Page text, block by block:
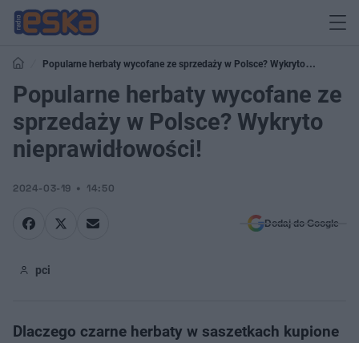
Popularne herbaty wycofane ze sprzedaży w Polsce? Wykryto
nieprawidłowości!
Popularne herbaty wycofane ze
sprzedaży w Polsce? Wykryto
nieprawidłowości!
2024-03-19 14:50
Dodaj do Google
pci
Dlaczego czarne herbaty w saszetkach kupione